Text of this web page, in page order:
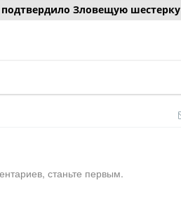
Зловещую шестерку
станьте первым.